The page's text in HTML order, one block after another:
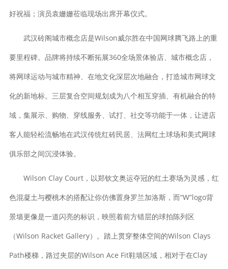
好祝福；演员袁姗姗莅临现场出席开幕仪式。
武汉砖阁城市概念店是Wilson威尔胜在中国网球腾飞路上的重
要里程碑。品牌将持续不断拓展360全场景体验店、城市概念店，
将网球运动与城市精神、在地文化深层次地融合，打造城市网球文
化的新地标。三层复合空间规划成为八个相互穿插、有机融合的特
域，集展示、购物、穿线服务、试打、社交等功能于一体，让进店
客人能轻松流畅地在武汉传统红砖民居、法网红土球场和美式网球
俱乐部之间沉浸体验。
Wilson Clay Court，以郑钦文奥运夺冠的红土赛场为灵感，红
色混凝土与樱桃木的搭配让你仿佛置身罗兰加洛斯，而“W”logo背
景墙更像是一道闪亮的标识，映照着前方错层的球拍陈列区
（Wilson Racket Gallery）。踏上贯穿整体空间的Wilson Clays
Path楼梯，路过夹层的Wilson Ace Fit鞋墙区域，相对于在Clay